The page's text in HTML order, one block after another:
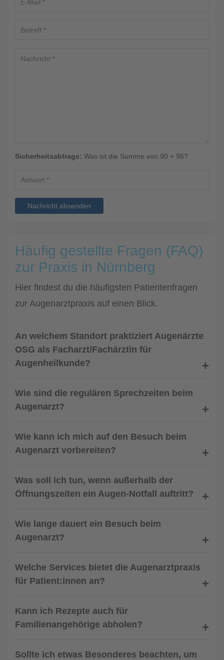
Sicherheitsabfrage: Was ist die Summe von 90 + 96?
Nachricht absenden
Häufig gestellte Fragen (FAQ)
zur Praxis in Nürnberg
Hier findest du die häufigsten Patientenfragen
zur Augenarztpraxis auf einen Blick.
An welchem Standort praktiziert Augenärzte
OSG als Facharzt/Fachärztin für
Augenheilkunde?
Wie sind die regulären Sprechzeiten beim
Augenarzt?
Wie kann ich mich auf den Besuch beim
Augenarzt vorbereiten?
Was soll ich tun, wenn außerhalb der
Öffnungszeiten ein Augen-Notfall auftritt?
Wie lange dauert ein Besuch beim
Augenarzt?
Welche Services bietet die Augenarztpraxis
für Patient:innen an?
Kann ich Rezepte auch für
Familienangehörige abholen?
Sollte ich etwas Besonderes beachten, um